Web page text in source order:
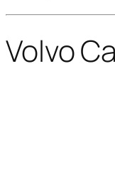
Volvo